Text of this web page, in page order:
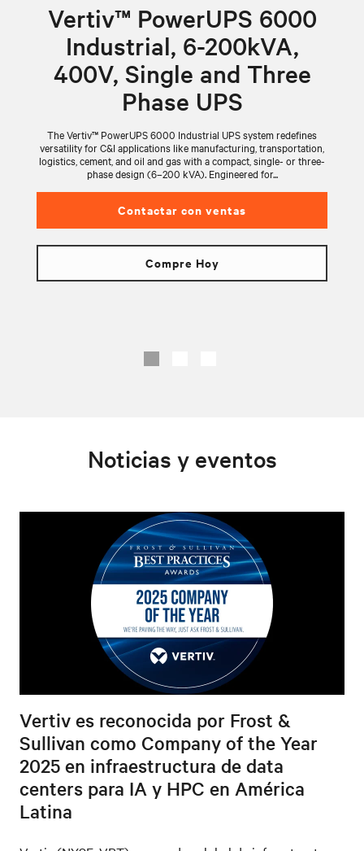
Vertiv™ PowerUPS 6000
Industrial, 6-200kVA,
400V, Single and Three
Phase UPS
The Vertiv™ PowerUPS 6000 Industrial UPS system redefines
versatility for C&I applications like manufacturing, transportation,
logistics, cement, and oil and gas with a compact, single- or three-
phase design (6–200 kVA). Engineered for...
Contactar con ventas
Compre Hoy
Noticias y eventos
Vertiv es reconocida por Frost &
Sullivan como Company of the Year
2025 en infraestructura de data
centers para IA y HPC en América
Latina